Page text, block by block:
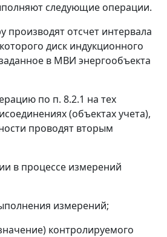
следующие операции.
производят отсчет интервала
диск индукционного
в МВИ энергообъекта
по п. 8.2.1 на тех
(объектах учета),
проводят вторым
в процессе измерений
измерений;
контролируемого